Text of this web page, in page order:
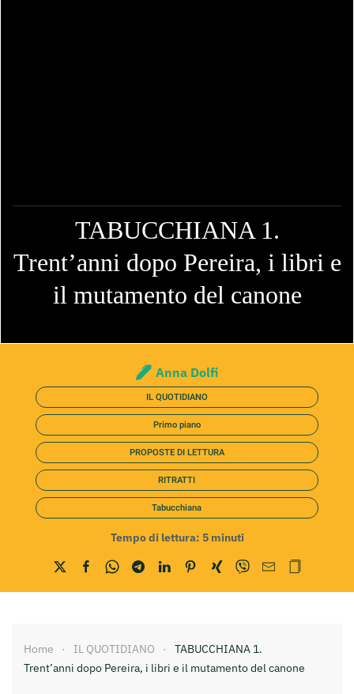
TABUCCHIANA 1.
Trent’anni dopo Pereira, i libri e
il mutamento del canone
Anna Dolfi
IL QUOTIDIANO
Primo piano
PROPOSTE DI LETTURA
RITRATTI
Tabucchiana
Tempo di lettura: 5 minuti
Home IL QUOTIDIANO
TABUCCHIANA 1.
Trent’anni dopo Pereira, i libri e il mutamento del canone